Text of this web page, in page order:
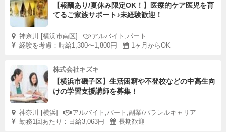
【報酬あり/夏休み限定OK！】医療的ケア医児を育
てるご家族サポート♪未経験歓迎！
神奈川 [横浜市南区]
アルバイト,パート
経験を考慮：時給1,300〜1,800円
1ヶ月からOK
株式会社キズキ
【横浜市磯子区】生活困窮や不登校などの中高生向
けの学習支援講師を募集！
神奈川 [横浜]
アルバイト,パート,副業/パラレルキャリア
勤務1回あたり：日給3,063円
長期歓迎